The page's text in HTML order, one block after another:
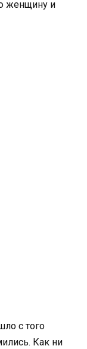
женщину и
с того
Как ни